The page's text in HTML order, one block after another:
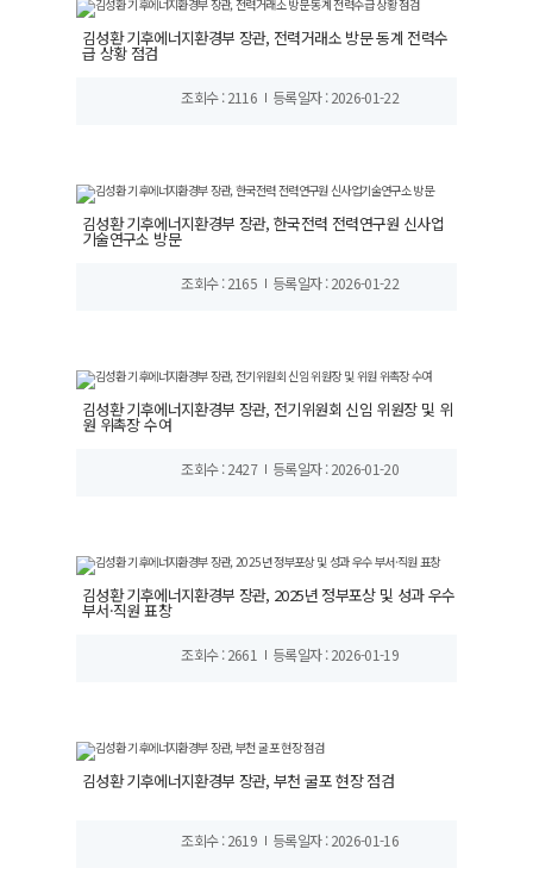
김성환 기후에너지환경부 장관, 전력거래소 방문 동계 전력수
급 상황 점검
조회수 : 2116 등록일자 : 2026-01-22
김성환 기후에너지환경부 장관, 한국전력 전력연구원 신사업
기술연구소 방문
조회수 : 2165 등록일자 : 2026-01-22
김성환 기후에너지환경부 장관, 전기위원회 신임 위원장 및 위
원 위촉장 수여
조회수 : 2427 등록일자 : 2026-01-20
김성환 기후에너지환경부 장관, 2025년 정부포상 및 성과 우수
부서·직원 표창
조회수 : 2661 등록일자 : 2026-01-19
김성환 기후에너지환경부 장관, 부천 굴포 현장 점검
조회수 : 2619 등록일자 : 2026-01-16